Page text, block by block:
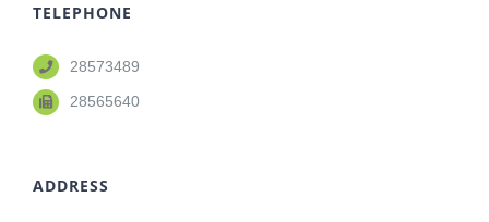
TELEPHONE
28573489
28565640
ADDRESS